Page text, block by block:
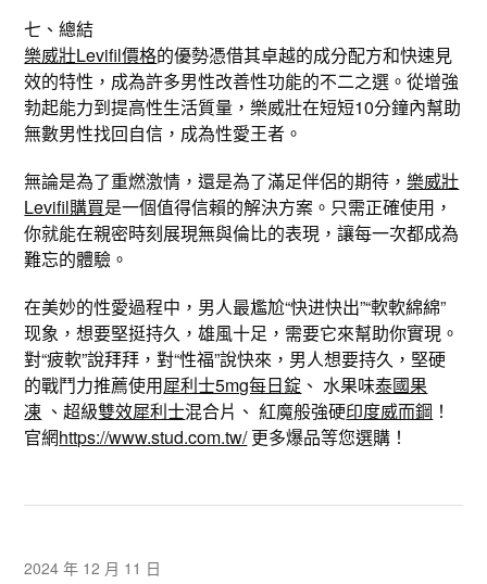
七、總結
樂威壯Levifil價格的優勢憑借其卓越的成分配方和快速見
效的特性，成為許多男性改善性功能的不二之選。從增強
勃起能力到提高性生活質量，樂威壯在短短10分鐘內幫助
無數男性找回自信，成為性愛王者。
無論是為了重燃激情，還是為了滿足伴侶的期待，樂威壯
Levifil購買是一個值得信賴的解決方案。只需正確使用，
你就能在親密時刻展現無與倫比的表現，讓每一次都成為
難忘的體驗。
在美妙的性愛過程中，男人最尷尬“快进快出”“軟軟綿綿”
现象，想要堅挺持久，雄風十足，需要它來幫助你實現。
對“疲軟”說拜拜，對“性福”說快來，男人想要持久，堅硬
的戰鬥力推薦使用犀利士5mg每日錠 、 水果味泰國果
凍 、超級雙效犀利士混合片、 紅魔般強硬印度威而鋼 ！
官網https://www.stud.com.tw/更多爆品等您選購！
2024 年 12 月 11 日